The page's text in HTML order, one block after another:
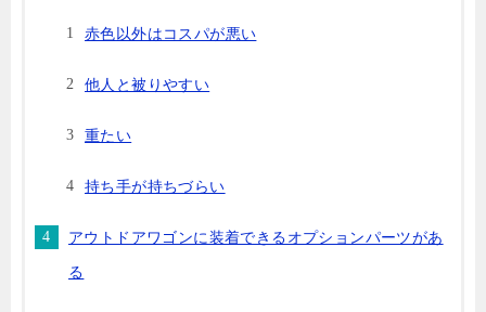
赤色以外はコスパが悪い
他人と被りやすい
重たい
持ち手が持ちづらい
アウトドアワゴンに装着できるオプションパーツがあ
る